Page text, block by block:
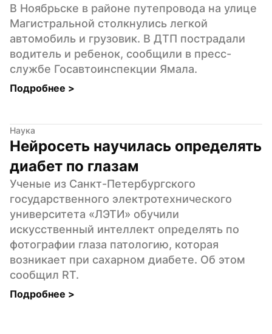
В Ноябрьске в районе путепровода на улице
Магистральной столкнулись легкой
автомобиль и грузовик. В ДТП пострадали
водитель и ребенок, сообщили в пресс-
службе Госавтоинспекции Ямала.
Подробнее >
Наука
Нейросеть научилась определять
диабет по глазам
Ученые из Санкт-Петербургского
государственного электротехнического
университета «ЛЭТИ» обучили
искусственный интеллект определять по
фотографии глаза патологию, которая
возникает при сахарном диабете. Об этом
сообщил RT.
Подробнее >